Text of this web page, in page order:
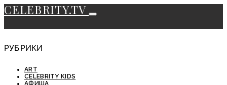
CELEBRITY.TV
РУБРИКИ
ART
CELEBRITY KIDS